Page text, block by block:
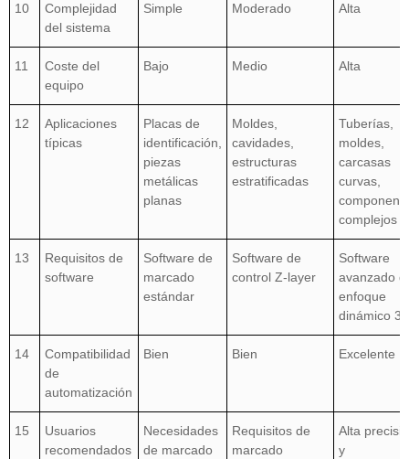
10
Complejidad
del sistema
Simple Moderado Alta
11
Coste del
equipo
Bajo Medio Alta
12
Aplicaciones
típicas
Placas de
identificación,
piezas
metálicas
planas
Moldes,
cavidades,
estructuras
estratificadas
Tuberías,
moldes,
carcasas
curvas,
complejos
13
Requisitos de
software
Software de
marcado
estándar
Software de
control Z-layer
Software
avanzado
enfoque
dinámico
14
Compatibilidad
de
automatización
Bien Bien Excelente
15
Usuarios
recomendados
Necesidades
de marcado
Requisitos de
marcado
Alta
y